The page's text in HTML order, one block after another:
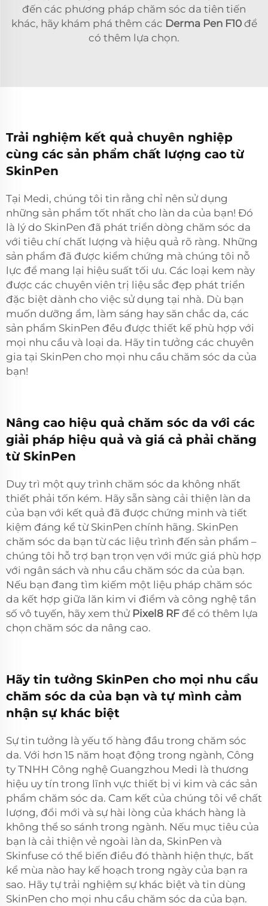
đến các phương pháp chăm sóc da tiên tiến
khác, hãy khám phá thêm các Derma Pen F10 để
có thêm lựa chọn.
Trải nghiệm kết quả chuyên nghiệp
cùng các sản phẩm chất lượng cao từ
SkinPen
Tại Medi, chúng tôi tin rằng chỉ nên sử dụng
những sản phẩm tốt nhất cho làn da của bạn! Đó
là lý do SkinPen đã phát triển dòng chăm sóc da
với tiêu chí chất lượng và hiệu quả rõ ràng. Những
sản phẩm đã được kiểm chứng mà chúng tôi nỗ
lực để mang lại hiệu suất tối ưu. Các loại kem này
được các chuyên viên trị liệu sắc đẹp phát triển
đặc biệt dành cho việc sử dụng tại nhà. Dù bạn
muốn dưỡng ẩm, làm sáng hay săn chắc da, các
sản phẩm SkinPen đều được thiết kế phù hợp với
mọi nhu cầu và loại da. Hãy tin tưởng các chuyên
gia tại SkinPen cho mọi nhu cầu chăm sóc da của
bạn!
Nâng cao hiệu quả chăm sóc da với các
giải pháp hiệu quả và giá cả phải chăng
từ SkinPen
Duy trì một quy trình chăm sóc da không nhất
thiết phải tốn kém. Hãy sẵn sàng cải thiện làn da
của bạn với kết quả đã được chứng minh và tiết
kiệm đáng kể từ SkinPen chính hãng. SkinPen
chăm sóc da bạn từ các liệu trình đến sản phẩm –
chúng tôi hỗ trợ bạn trọn vẹn với mức giá phù hợp
với ngân sách và nhu cầu chăm sóc da của bạn.
Nếu bạn đang tìm kiếm một liệu pháp chăm sóc
da kết hợp giữa lăn kim vi điểm và công nghệ tần
số vô tuyến, hãy xem thử Pixel8 RF để có thêm lựa
chọn chăm sóc da nâng cao.
Hãy tin tưởng SkinPen cho mọi nhu cầu
chăm sóc da của bạn và tự mình cảm
nhận sự khác biệt
Sự tin tưởng là yếu tố hàng đầu trong chăm sóc
da. Với hơn 15 năm hoạt động trong ngành, Công
ty TNHH Công nghệ Guangzhou Medi là thương
hiệu uy tín trong lĩnh vực thiết bị vi kim và các sản
phẩm chăm sóc da. Cam kết của chúng tôi về chất
lượng, đổi mới và sự hài lòng của khách hàng là
không thể so sánh trong ngành. Nếu mục tiêu của
bạn là cải thiện vẻ ngoài làn da, SkinPen và
Skinfuse có thể biến điều đó thành hiện thực, bất
kể mùa nào hay kế hoạch trong ngày của bạn ra
sao. Hãy tự trải nghiệm sự khác biệt và tin dùng
SkinPen cho mọi nhu cầu chăm sóc da của bạn.